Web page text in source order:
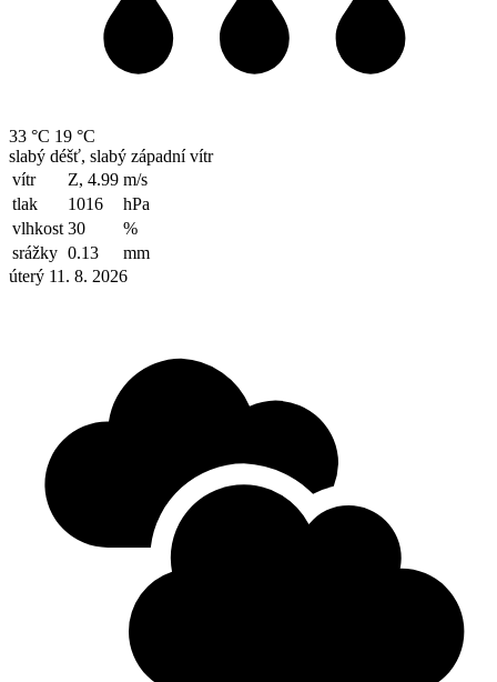
33 °C 19 °C
slabý déšť, slabý západní vítr
vítr
Z, 4.99 m/s
tlak
1016
hPa
vlhkost 30
%
srážky 0.13
mm
úterý 11. 8. 2026